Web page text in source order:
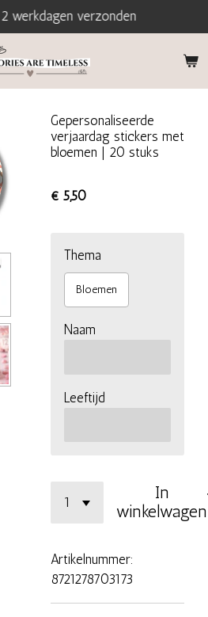
werkdagen verzonden
Gepersonaliseerde
verjaardag stickers met
bloemen | 20 stuks
€ 5,50
Thema
Bloemen
Naam
Leeftijd
In
winkelwagen
Artikelnummer:
8721278703173